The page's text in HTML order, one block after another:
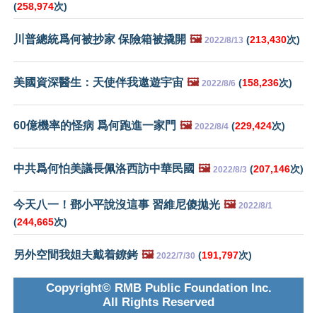
(258,974次)
川普總統爲何被抄家 保險箱被撬開 🖼️ 2022/8/13 (213,430次)
美國資深醫生：天使伴我遨遊宇宙 🖼️ 2022/8/6 (158,236次)
60億機率的怪病 爲何跑進一家門 🖼️ 2022/8/4 (229,424次)
中共爲何怕美議長佩洛西訪中華民國 🖼️ 2022/8/3 (207,146次)
今天八一！鄧小平說沒這事 習維尼傻拋光 🖼️ 2022/8/1
(244,665次)
另外空間我姐夫戴着鐐銬 🖼️ 2022/7/30 (191,797次)
Copyright© RMB Public Foundation Inc.
All Rights Reserved